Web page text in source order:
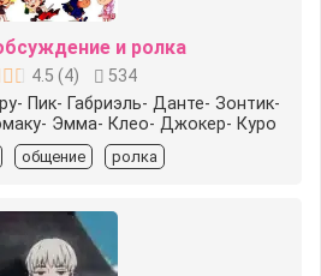
и ролка
4.5 (4)
534
Пик- Габриэль- Данте- Зонтик-
Эмма- Клео- Джокер- Куро
общение ролка